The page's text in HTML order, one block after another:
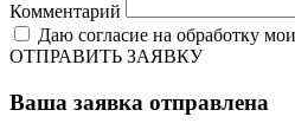
Комментарий
Даю согласие на обработку
ОТПРАВИТЬ ЗАЯВКУ
Ваша заявка отправлена